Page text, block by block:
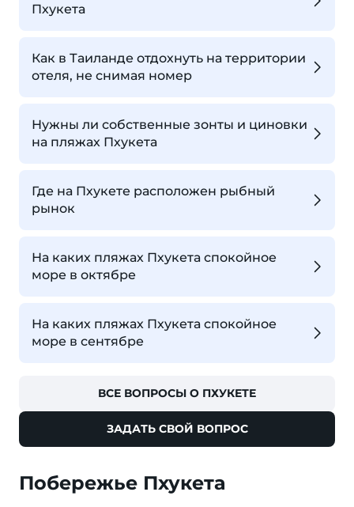
Пхукета
Как в Таиланде отдохнуть на территории
отеля, не снимая номер
Нужны ли собственные зонты и циновки
на пляжах Пхукета
Где на Пхукете расположен рыбный
рынок
На каких пляжах Пхукета спокойное
море в октябре
На каких пляжах Пхукета спокойное
море в сентябре
ВСЕ ВОПРОСЫ О ПХУКЕТЕ
ЗАДАТЬ СВОЙ ВОПРОС